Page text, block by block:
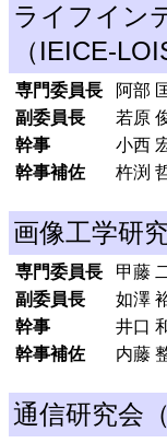
ライフイン
（IEICE-
専門委員長
阿部
副委員長
若原
幹事
小西
幹事補佐
杵渕
画像工学研
専門委員長
甲藤
副委員長
如澤
幹事
井口
幹事補佐
内藤
通信研究会